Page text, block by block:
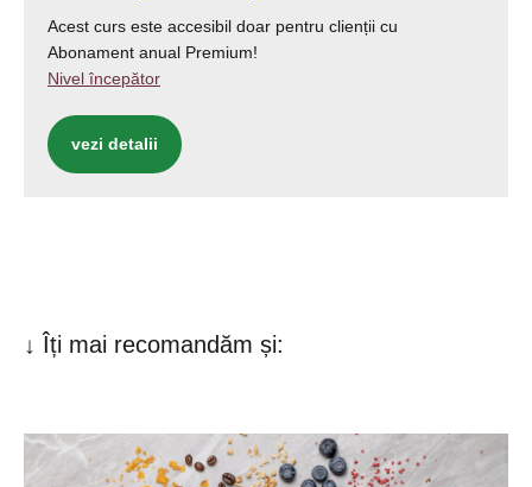
Acest curs este accesibil doar pentru clienții cu
Abonament anual Premium!
Nivel începător
vezi detalii
↓ Îți mai recomandăm și: